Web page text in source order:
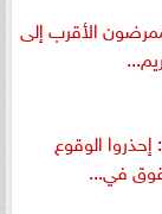
الأقرب إلى
الوقوع
في...